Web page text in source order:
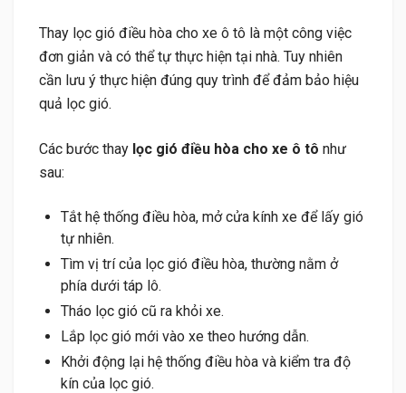
Thay lọc gió điều hòa cho xe ô tô là một công việc
đơn giản và có thể tự thực hiện tại nhà. Tuy nhiên
cần lưu ý thực hiện đúng quy trình để đảm bảo hiệu
quả lọc gió.
Các bước thay lọc gió điều hòa cho xe ô tô như
sau:
Tắt hệ thống điều hòa, mở cửa kính xe để lấy gió
tự nhiên.
Tìm vị trí của lọc gió điều hòa, thường nằm ở
phía dưới táp lô.
Tháo lọc gió cũ ra khỏi xe.
Lắp lọc gió mới vào xe theo hướng dẫn.
Khởi động lại hệ thống điều hòa và kiểm tra độ
kín của lọc gió.